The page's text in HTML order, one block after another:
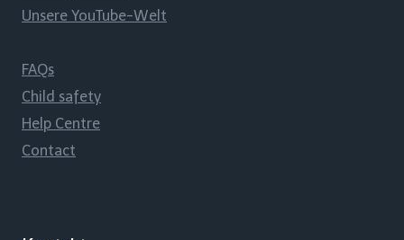
Unsere YouTube-Welt
FAQs
Child safety
Help Centre
Contact